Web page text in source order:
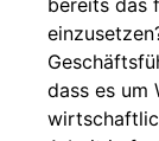
bereits das
dass es um